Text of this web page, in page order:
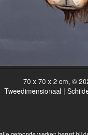
70 x 70 x 2 cm, ©
Tweedimensionaal |